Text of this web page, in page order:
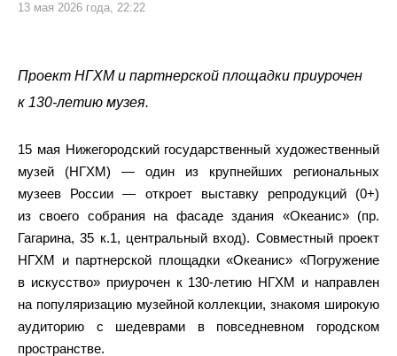
13 мая 2026 года, 22:22
Проект НГХМ и партнерской площадки приурочен
к 130-летию музея.
15 мая Нижегородский государственный художественный
музей (НГХМ) — один из крупнейших региональных
музеев России — откроет выставку репродукций (0+)
из своего собрания на фасаде здания «Океанис» (пр.
Гагарина, 35 к.1, центральный вход). Совместный проект
НГХМ и партнерской площадки «Океанис» «Погружение
в искусство» приурочен к 130-летию НГХМ и направлен
на популяризацию музейной коллекции, знакомя широкую
аудиторию с шедеврами в повседневном городском
пространстве.